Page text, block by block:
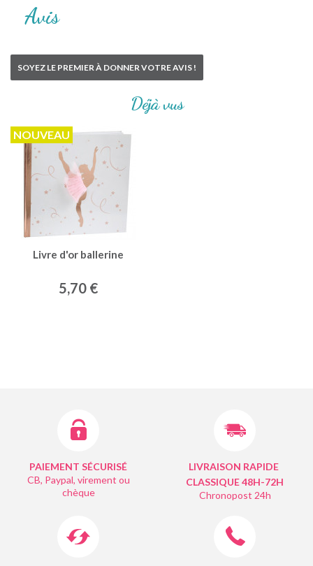
Avis
SOYEZ LE PREMIER À DONNER VOTRE AVIS !
Déjà vus
NOUVEAU
Livre d'or ballerine
5,70 €
PAIEMENT SÉCURISÉ
CB, Paypal, virement ou
chèque
LIVRAISON RAPIDE
CLASSIQUE 48H-72H
Chronopost 24h